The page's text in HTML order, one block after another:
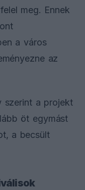
meg. Ennek
a város
az
szerint a projekt
öt egymást
a becsült